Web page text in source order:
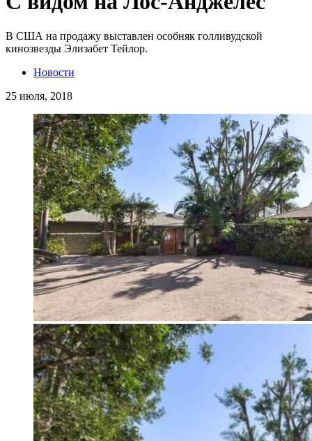
В США на продажу выставлен особняк голливудской
кинозвезды Элизабет Тейлор.
Новости
25 июля, 2018